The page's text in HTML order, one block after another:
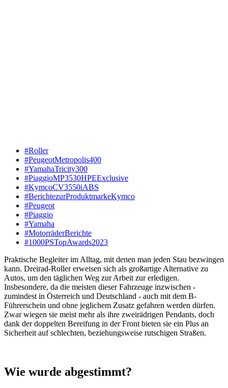
#Roller
#PeugeotMetropolis400
#YamahaTricity300
#PiaggioMP3530HPEExclusive
#KymcoCV3550iABS
#BerichtezurProduktmarkeKymco
#Peugeot
#Piaggio
#Yamaha
#MotorräderBerichte
#1000PSTopAwards2023
Praktische Begleiter im Alltag, mit denen man jeden Stau bezwingen
kann. Dreirad-Roller erweisen sich als großartige Alternative zu
Autos, um den täglichen Weg zur Arbeit zur erledigen.
Insbesondere, da die meisten dieser Fahrzeuge inzwischen -
zumindest in Österreich und Deutschland - auch mit dem B-
Führerschein und ohne jeglichem Zusatz gefahren werden dürfen.
Zwar wiegen sie meist mehr als ihre zweirädrigen Pendants, doch
dank der doppelten Bereifung in der Front bieten sie ein Plus an
Sicherheit auf schlechten, beziehungsweise rutschigen Straßen.
Wie wurde abgestimmt?